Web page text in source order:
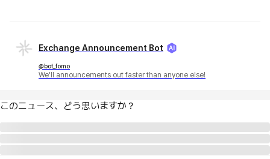
Exchange Announcement Bot
@bot_fomo
We'll announcements out faster than anyone else!
このニュース、どう思いますか？